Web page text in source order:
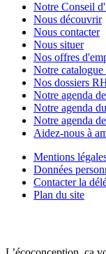
Notre Conseil
Nous découvrir
Nous contacter
Nous situer
Nos offres
Notre catalogue
Nos dossiers
Notre agenda
Notre agenda
Notre agenda
Aidez-nous à
Mentions
Données
Contacter la
Plan du site